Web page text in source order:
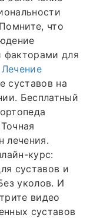
что
факторами для
Лечение
суставов на
Бесплатный
лечения.
курс:
суставов и
уколов. И
видео
суставов